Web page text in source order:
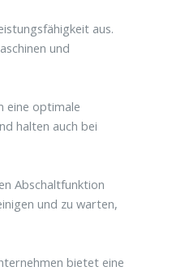
aus.
und
eine optimale
halten auch bei
Abschaltfunktion
und zu warten,
bietet eine